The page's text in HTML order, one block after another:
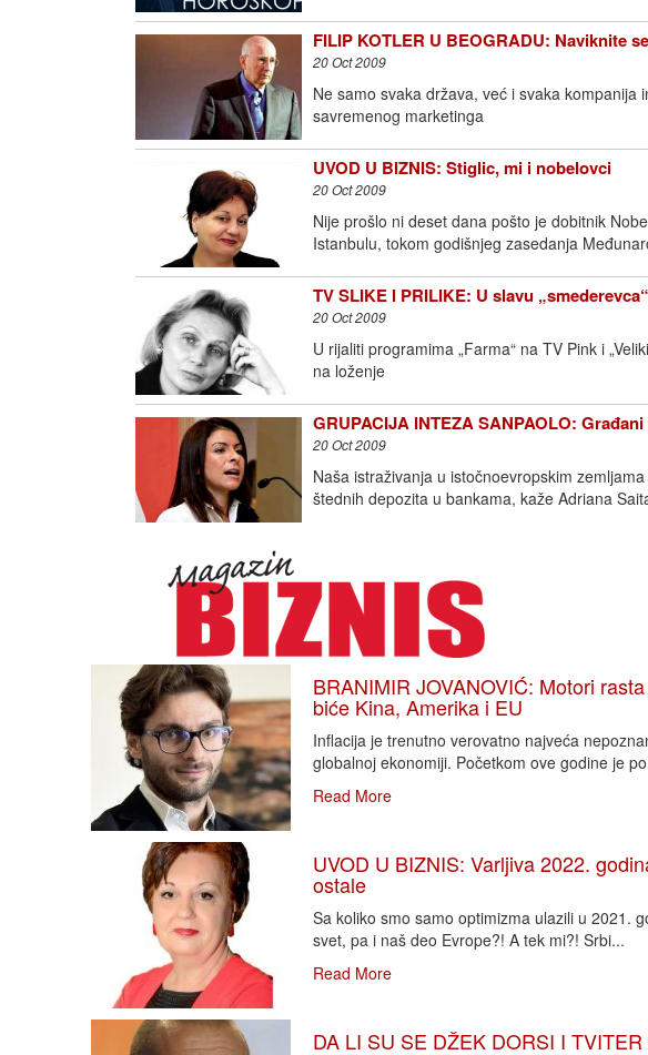
FILIP KOTLER U BEOGRADU: Naviknite
20 Oct 2009
Ne samo svaka država, već i svaka
savremenog marketinga
UVOD U BIZNIS: Stiglic, mi i nobelovci
20 Oct 2009
Nije prošlo ni deset dana pošto je dobitnik
Istanbulu, tokom godišnjeg zasedanja
TV SLIKE I PRILIKE: U slavu „smederevca“
20 Oct 2009
U rijaliti programima „Farma“ na TV Pink i
na loženje
GRUPACIJA INTEZA SANPAOLO:
20 Oct 2009
Naša istraživanja u istočnoevropskim
štednih depozita u bankama, kaže Adriana
BRANIMIR JOVANOVIĆ: Motori
biće Kina, Amerika i EU
Inflacija je trenutno verovatno najveća
globalnoj ekonomiji. Početkom ove godine je
Read More
UVOD U BIZNIS: Varljiva 2022.
ostale
Sa koliko smo samo optimizma ulazili u 2021.
svet, pa i naš deo Evrope?! A tek mi?! Srbi...
Read More
DA LI SU SE DŽEK DORSI I TVITER